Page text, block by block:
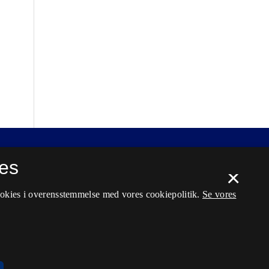
×
i overensstemmelse med vores cookiepolitik. Se vores